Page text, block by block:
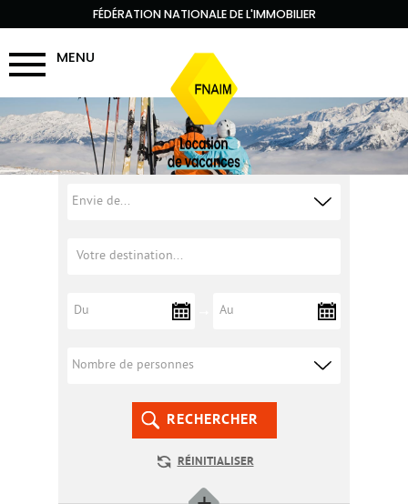
FÉDÉRATION NATIONALE DE L'IMMOBILIER
MENU
RECHERCHER
RÉINITIALISER